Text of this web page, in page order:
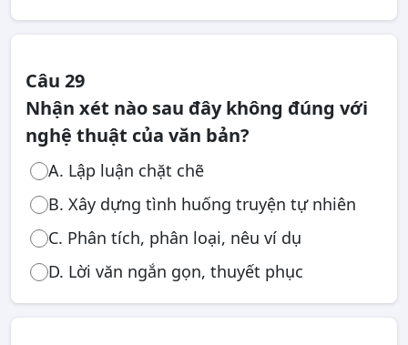
Câu 29
Nhận xét nào sau đây không đúng với
nghệ thuật của văn bản?
A. Lập luận chặt chẽ
B. Xây dựng tình huống truyện tự nhiên
C. Phân tích, phân loại, nêu ví dụ
D. Lời văn ngắn gọn, thuyết phục